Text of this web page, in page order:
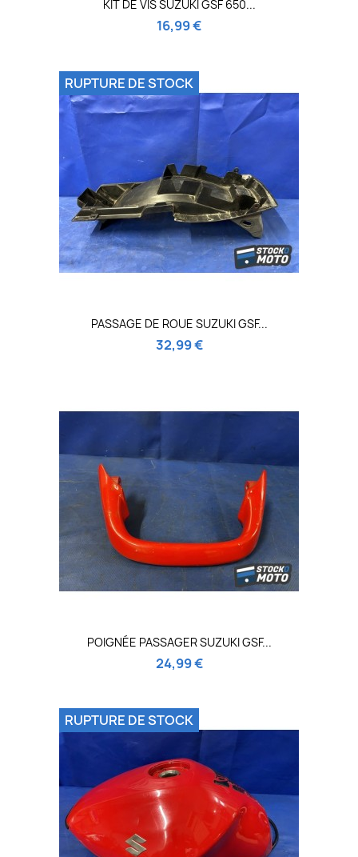
KIT DE VIS SUZUKI GSF 650...
16,99 €
PASSAGE DE ROUE SUZUKI GSF...
32,99 €
RUPTURE DE STOCK
POIGNÉE PASSAGER SUZUKI GSF...
24,99 €
RUPTURE DE STOCK